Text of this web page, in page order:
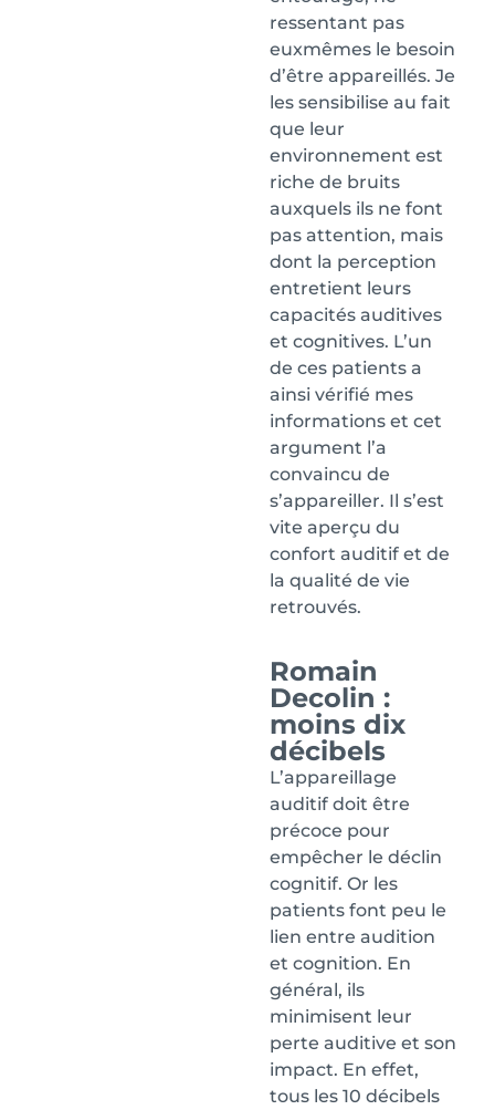
ressentant pas
euxmêmes le besoin
d’être appareillés. Je
les sensibilise au fait
que leur
environnement est
riche de bruits
auxquels ils ne font
pas attention, mais
dont la perception
entretient leurs
capacités auditives
et cognitives. L’un
de ces patients a
ainsi vérifié mes
informations et cet
argument l’a
convaincu de
s’appareiller. Il s’est
vite aperçu du
confort auditif et de
la qualité de vie
retrouvés.
Romain
Decolin :
moins dix
décibels
L’appareillage
auditif doit être
précoce pour
empêcher le déclin
cognitif. Or les
patients font peu le
lien entre audition
et cognition. En
général, ils
minimisent leur
perte auditive et son
impact. En effet,
tous les 10 décibels